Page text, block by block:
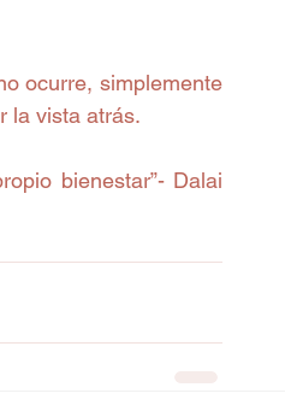
ocurre, simplemente
la vista atrás.
bienestar”- Dalai